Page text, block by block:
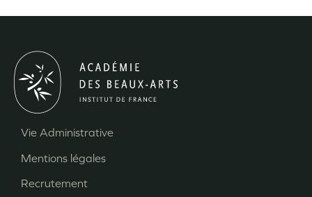
Pied
de
Vie Administrative
Mentions légales
Recrutement